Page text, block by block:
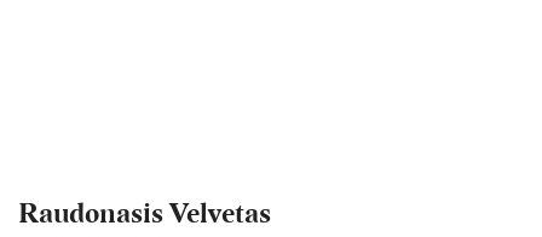
Raudonasis Velvetas